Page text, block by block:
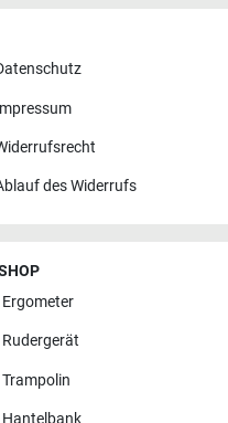
des Widerrufs
Ergometer
Rudergerät
Trampolin
Hantelbank